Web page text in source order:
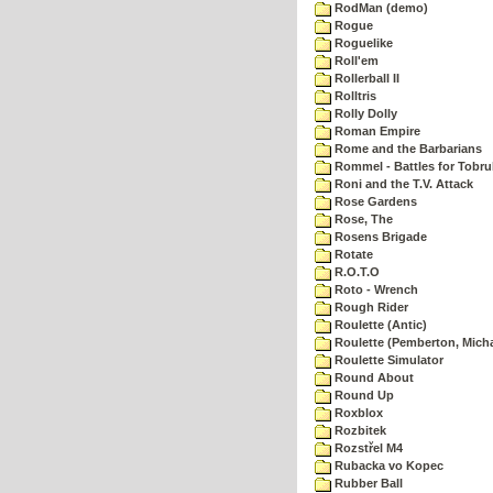
RodMan (demo)
Rogue
Roguelike
Roll'em
Rollerball II
Rolltris
Rolly Dolly
Roman Empire
Rome and the Barbarians
Rommel - Battles for
Roni and the T.V. Attack
Rose Gardens
Rose, The
Rosens Brigade
Rotate
R.O.T.O
Roto - Wrench
Rough Rider
Roulette (Antic)
Roulette (Pemberton,
Roulette Simulator
Round About
Round Up
Roxblox
Rozbitek
Rozstřel M4
Rubacka vo Kopec
Rubber Ball